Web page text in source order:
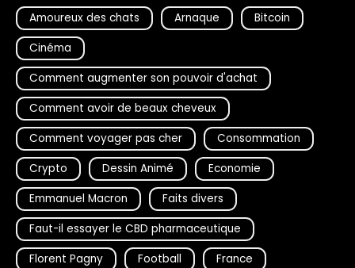
Amoureux des chats
Arnaque
Bitcoin
Cinéma
Comment augmenter son pouvoir d'achat
Comment avoir de beaux cheveux
Comment voyager pas cher
Consommation
Crypto
Dessin Animé
Economie
Emmanuel Macron
Faits divers
Faut-il essayer le CBD pharmaceutique
Florent Pagny
Football
France